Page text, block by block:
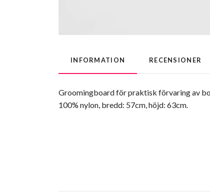
INFORMATION RECENSIONER
Groomingboard för praktisk förvaring av
100% nylon, bredd: 57cm, höjd: 63cm.